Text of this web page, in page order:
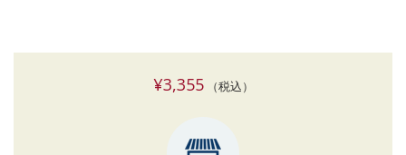
¥3,355（税込）